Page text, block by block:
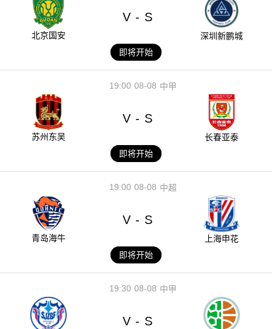
北京国安
V - S
深圳新鹏城
即将开始
08-08
19:00 中甲
苏州东吴
V - S
长春亚泰
即将开始
08-08
19:00 中超
青岛海牛
V - S
上海申花
即将开始
08-08
19:30 中甲
V - S